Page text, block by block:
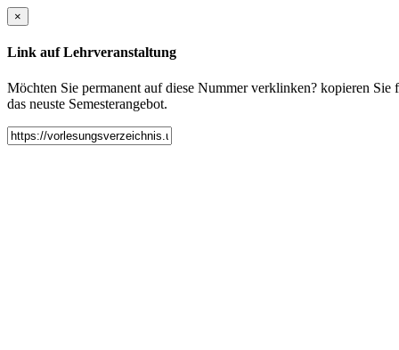
×
Link auf Lehrveranstaltung
Möchten Sie permanent auf diese Nummer verklinken? kopieren
das neuste Semesterangebot.